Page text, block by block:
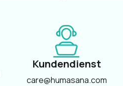
Kundendienst
care@humasana.com